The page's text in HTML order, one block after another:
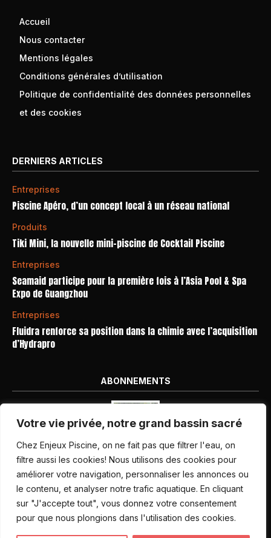
Votre vie privée, notre grand bassin sacré
Chez Enjeux Piscine, on ne fait pas que filtrer l'eau, on
filtre aussi les cookies! Nous utilisons des cookies pour
améliorer votre navigation, personnaliser les annonces ou
le contenu, et analyser notre trafic aquatique. En cliquant
sur "J'accepte tout", vous donnez votre consentement
pour que nous plongions dans l'utilisation des cookies.
Accueil
Nous contacter
Mentions légales
Conditions générales d’utilisation
Politique de confidentialité des données personnelles
et des cookies
DERNIERS ARTICLES
Entreprises
Piscine Apéro, d’un concept local à un réseau national
Produits
Tiki Mini, la nouvelle mini-piscine de Cocktail Piscine
Entreprises
Seamaid participe pour la première fois à l’Asia Pool & Spa
Expo de Guangzhou
Entreprises
Fluidra renforce sa position dans la chimie avec l’acquisition
d’Hydrapro
ABONNEMENTS
Nos dernières parutions
Abonnement magazine
Inscription newsletter